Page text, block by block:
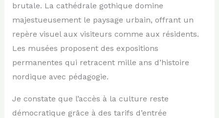
brutale. La cathédrale gothique domine
majestueusement le paysage urbain, offrant un
repère visuel aux visiteurs comme aux résidents.
Les musées proposent des expositions
permanentes qui retracent mille ans d’histoire
nordique avec pédagogie.
Je constate que l’accès à la culture reste
démocratique grâce à des tarifs d’entrée